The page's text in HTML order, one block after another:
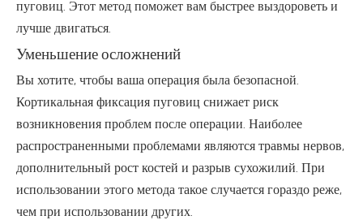
пуговиц. Этот метод поможет вам быстрее выздороветь и
лучше двигаться.
Уменьшение осложнений
Вы хотите, чтобы ваша операция была безопасной.
Кортикальная фиксация пуговиц снижает риск
возникновения проблем после операции. Наиболее
распространенными проблемами являются травмы нервов,
дополнительный рост костей и разрыв сухожилий. При
использовании этого метода такое случается гораздо реже,
чем при использовании других.